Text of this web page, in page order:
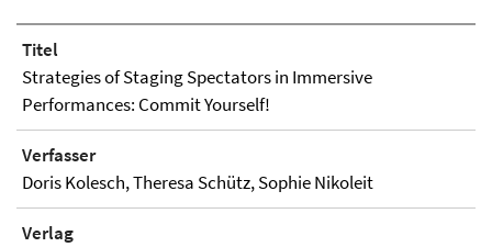
Titel
Strategies of Staging Spectators in Immersive
Performances: Commit Yourself!
Verfasser
Doris Kolesch, Theresa Schütz, Sophie Nikoleit
Verlag